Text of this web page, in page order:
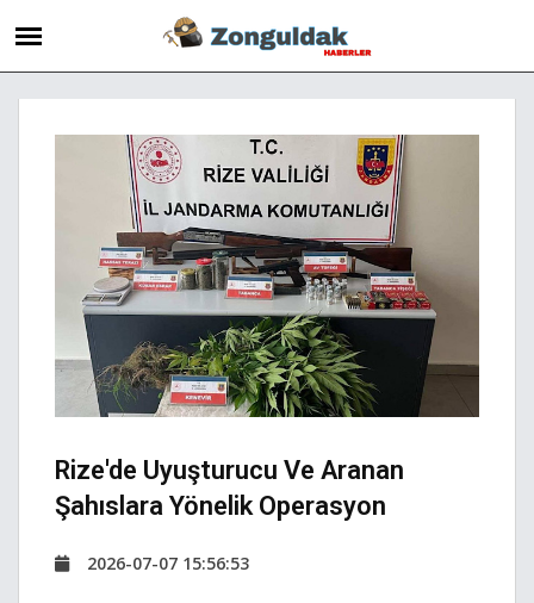
Rize'de Uyuşturucu Ve Aranan
Şahıslara Yönelik Operasyon
2026-07-07 15:56:53